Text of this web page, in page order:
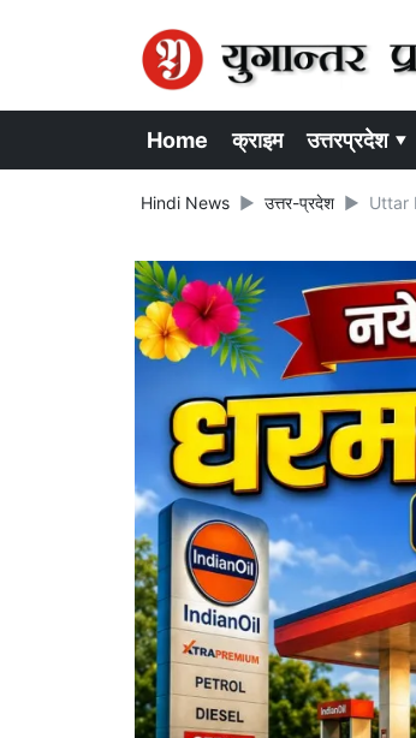
Home क्राइम उत्तरप्रदेश ▾
Hindi News उत्तर-प्रदेश Uttar